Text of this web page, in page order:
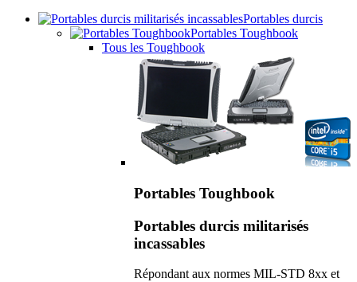
Portables durcis
Portables Toughbook
Tous les Toughbook
Portables Toughbook
Portables durcis militarisés
incassables
Répondant aux normes MIL-STD 8xx et